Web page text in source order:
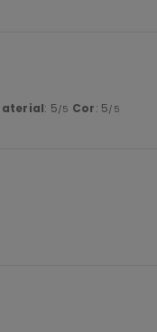
: 5/5 Cor: 5/5